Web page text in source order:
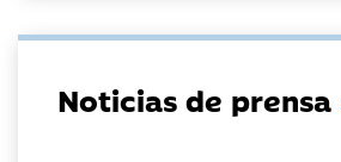
Noticias de prensa